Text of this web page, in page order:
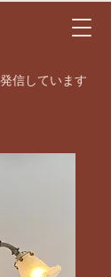
信しています